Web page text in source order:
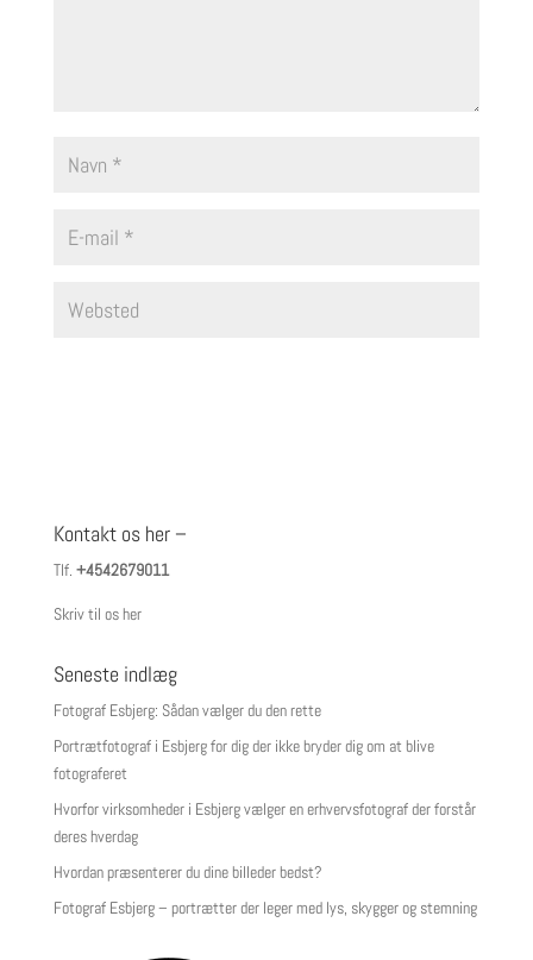
Kontakt os her –
Tlf. +4542679011
Skriv til os her
Seneste indlæg
Fotograf Esbjerg: Sådan vælger du den rette
Portrætfotograf i Esbjerg for dig der ikke bryder dig om at blive
fotograferet
Hvorfor virksomheder i Esbjerg vælger en erhvervsfotograf der forstår
deres hverdag
Hvordan præsenterer du dine billeder bedst?
Fotograf Esbjerg – portrætter der leger med lys, skygger og stemning